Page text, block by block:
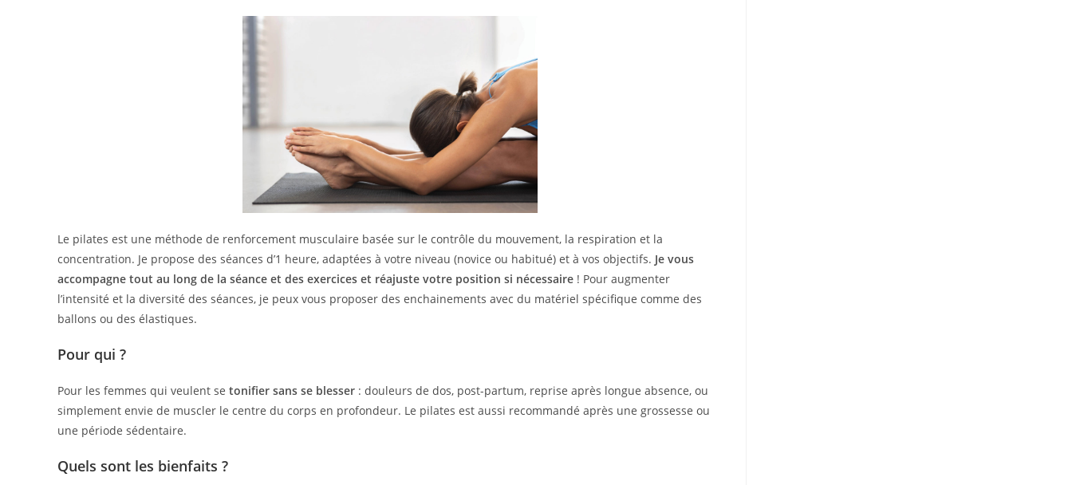
Le pilates est une méthode de renforcement musculaire basée sur le contrôle du mouvement, la respiration et la
concentration. Je propose des séances d’1 heure, adaptées à votre niveau (novice ou habitué) et à vos objectifs. Je vous
accompagne tout au long de la séance et des exercices et réajuste votre position si nécessaire ! Pour augmenter
l’intensité et la diversité des séances, je peux vous proposer des enchainements avec du matériel spécifique comme des
ballons ou des élastiques.
Pour qui ?
Pour les femmes qui veulent se tonifier sans se blesser : douleurs de dos, post-partum, reprise après longue absence, ou
simplement envie de muscler le centre du corps en profondeur. Le pilates est aussi recommandé après une grossesse ou
une période sédentaire.
Quels sont les bienfaits ?